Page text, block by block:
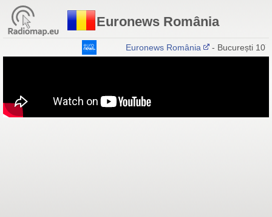
Euronews România
Euronews România - București